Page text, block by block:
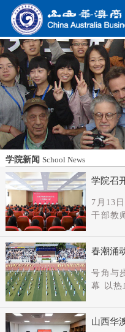
学院新闻 School News
学院召
7月13
干部教
记、督
常工作
党组成
新任党
分别作
省委组
春潮涌
号角与步
幕 以热血赴挑战，以奋斗展锋芒 上午9
扬，国
山西华